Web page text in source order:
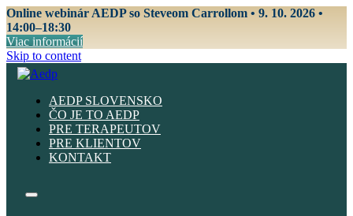
Online webinár AEDP so Steveom Carrollom • 9. 10. 2026 •
14:00–18:30
Viac informácií
Skip to content
AEDP SLOVENSKO
ČO JE TO AEDP
PRE TERAPEUTOV
PRE KLIENTOV
KONTAKT